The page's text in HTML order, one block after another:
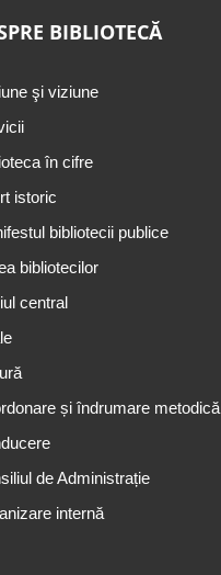
BIBLIOTECĂ
şi viziune
în cifre
istoric
bibliotecii publice
bibliotecilor
central
și îndrumare metodică
de Administrație
internă